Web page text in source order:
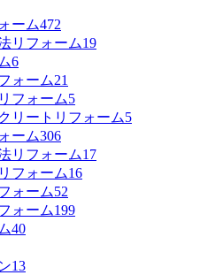
ーム472
リフォーム19
6
ォーム21
フォーム5
リートリフォーム5
ーム306
リフォーム17
フォーム16
ォーム52
ォーム199
40
13